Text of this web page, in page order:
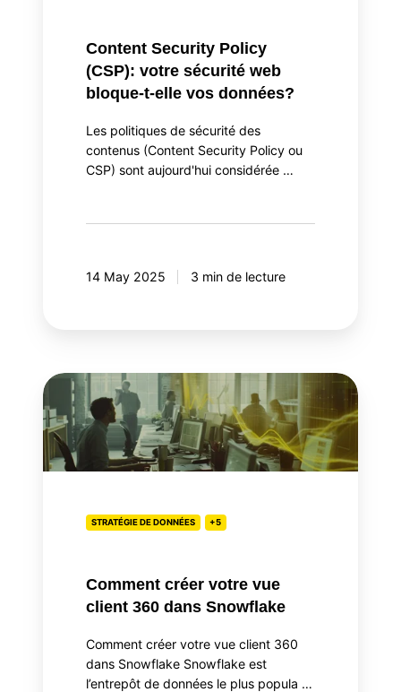
données?
Content Security Policy
(CSP): votre sécurité web
bloque-t-elle vos données?
Les politiques de sécurité des
contenus (Content Security Policy ou
CSP) sont aujourd'hui considérée …
14 May 2025 3 min de lecture
Comment
créer
votre
vue
client
STRATÉGIE DE DONNÉES +5
Comment créer votre vue
client 360 dans Snowflake
Comment créer votre vue client 360
dans Snowflake Snowflake est
l’entrepôt de données le plus popula …